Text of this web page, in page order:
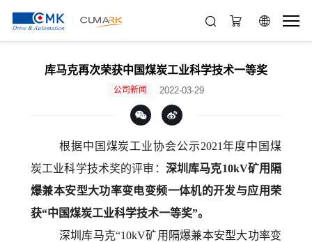
库马克再次荣获中国煤炭工业科学技术一等奖
公司新闻 2022-03-29
根据中国煤炭工业协会公示2021年度中国煤
炭工业科学技术奖的评审： 深圳库马克10kV矿用隔
爆兼本安型大功率变电变频一体机的开发与应用荣
获“中国煤炭工业科学技术一等奖”。
深圳库马克“10kV矿用隔爆兼本安型大功率变